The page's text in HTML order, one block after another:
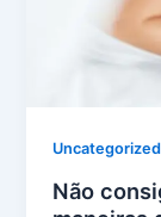
Uncategorized
Não